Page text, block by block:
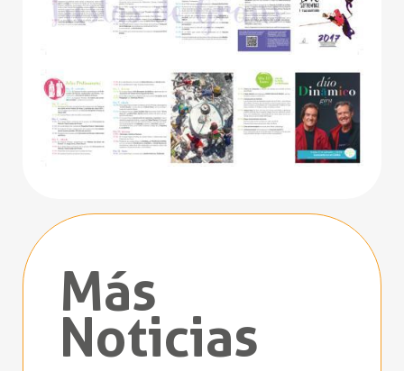
Más
Noticias